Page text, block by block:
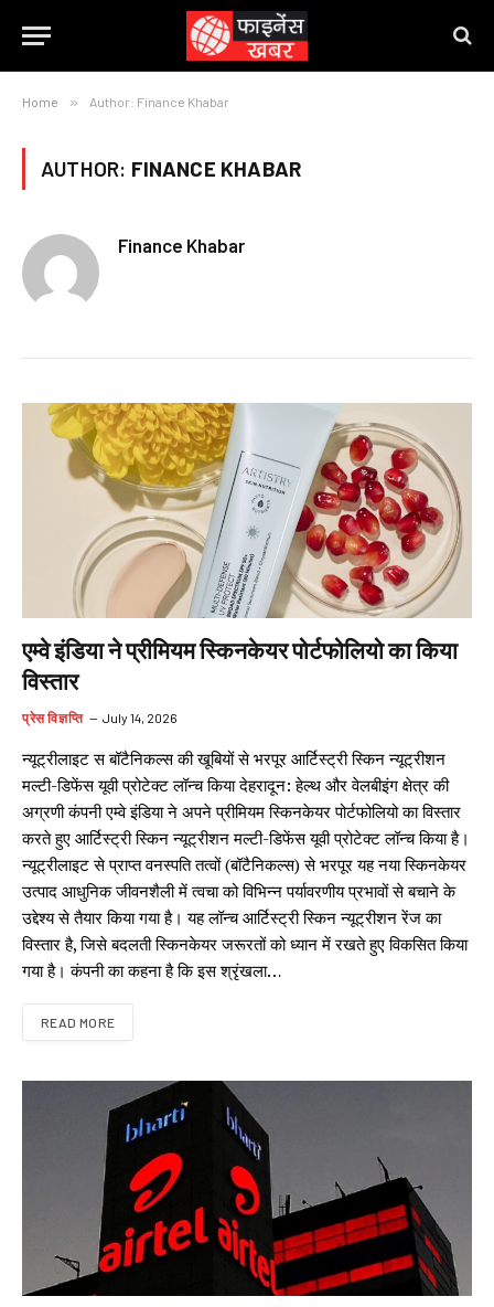
Home » Author: Finance Khabar
AUTHOR: FINANCE KHABAR
Finance Khabar
एम्‍वे इंडिया ने प्रीमियम स्किनकेयर पोर्टफोलियो का किया
विस्तार
प्रेस विज्ञप्ति July 14, 2026
न्‍यूट्रीलाइट स बॉटैनिकल्स की खूबियों से भरपूर आर्टिस्‍ट्री स्किन न्‍यूट्रीशन
मल्‍टी-डिफेंस यूवी प्रोटेक्‍ट लॉन्च किया देहरादून: हेल्थ और वेलबीइंग क्षेत्र की
अग्रणी कंपनी एम्‍वे इंडिया ने अपने प्रीमियम स्किनकेयर पोर्टफोलियो का विस्तार
करते हुए आर्टिस्‍ट्री स्किन न्‍यूट्रीशन मल्‍टी-डिफेंस यूवी प्रोटेक्‍ट लॉन्च किया है।
न्‍यूट्रीलाइट से प्राप्त वनस्पति तत्वों (बॉटैनिकल्स) से भरपूर यह नया स्किनकेयर
उत्पाद आधुनिक जीवनशैली में त्वचा को विभिन्न पर्यावरणीय प्रभावों से बचाने के
उद्देश्य से तैयार किया गया है। यह लॉन्च आर्टिस्‍ट्री स्किन न्‍यूट्रीशन रेंज का
विस्तार है, जिसे बदलती स्किनकेयर जरूरतों को ध्यान में रखते हुए विकसित किया
गया है। कंपनी का कहना है कि इस श्रृंखला…
READ MORE